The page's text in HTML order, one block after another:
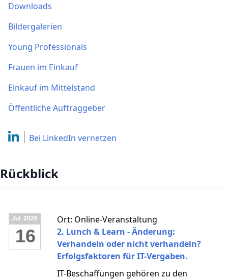
Downloads
Bildergalerien
Young Professionals
Frauen im Einkauf
Einkauf im Mittelstand
Öffentliche Auftraggeber
Bei LinkedIn vernetzen
Rückblick
Jul 2026
16
Ort: Online-Veranstaltung
2. Lunch & Learn - Änderung:
Verhandeln oder nicht verhandeln?
Erfolgsfaktoren für IT-Vergaben.
IT-Beschaffungen gehören zu den